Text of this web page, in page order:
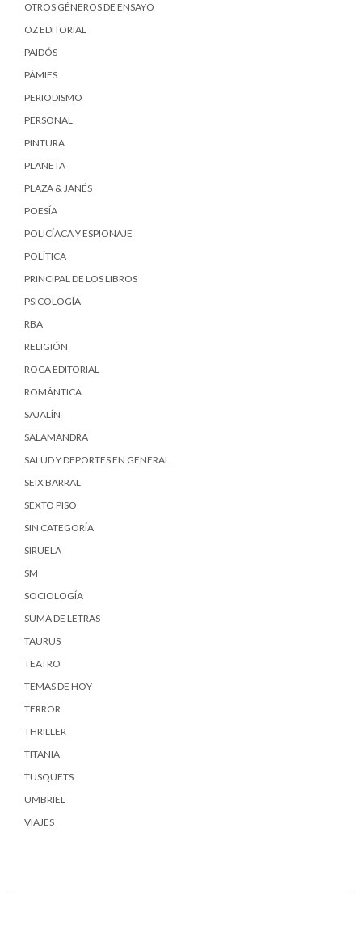
OTROS GÉNEROS DE ENSAYO
OZ EDITORIAL
PAIDÓS
PÀMIES
PERIODISMO
PERSONAL
PINTURA
PLANETA
PLAZA & JANÉS
POESÍA
POLICÍACA Y ESPIONAJE
POLÍTICA
PRINCIPAL DE LOS LIBROS
PSICOLOGÍA
RBA
RELIGIÓN
ROCA EDITORIAL
ROMÁNTICA
SAJALÍN
SALAMANDRA
SALUD Y DEPORTES EN GENERAL
SEIX BARRAL
SEXTO PISO
SIN CATEGORÍA
SIRUELA
SM
SOCIOLOGÍA
SUMA DE LETRAS
TAURUS
TEATRO
TEMAS DE HOY
TERROR
THRILLER
TITANIA
TUSQUETS
UMBRIEL
VIAJES